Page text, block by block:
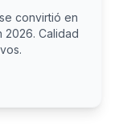
convirtió en
Calidad